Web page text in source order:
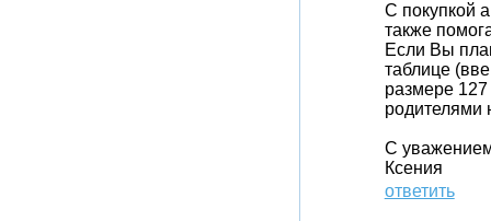
С покупкой
также
Если Вы
таблице
размере
родителями
С
Ксения
ответить